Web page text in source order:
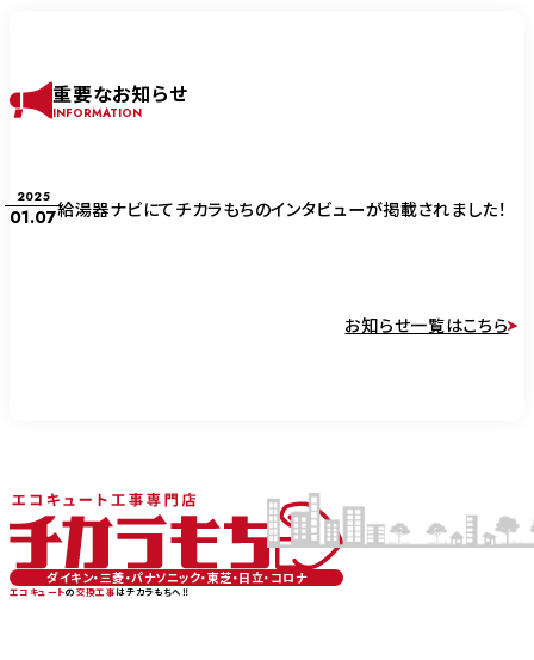
重要なお知らせ
INFORMATION
2025
01.07給湯器ナビにてチカラもちのインタビューが掲載されました！
お知らせ一覧はこちら
ダイキン・三菱・パナソニック・東芝・日立・コロナ
エコキュートの交換工事はチカラもちへ‼